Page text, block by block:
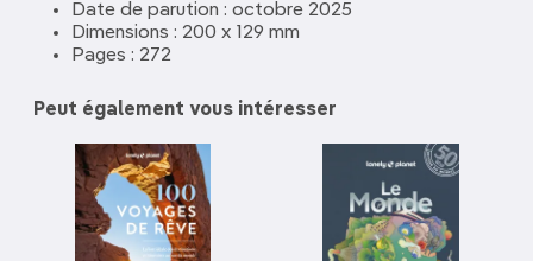
Date de parution : octobre 2025
Dimensions : 200 x 129 mm
Pages : 272
Peut également vous intéresser